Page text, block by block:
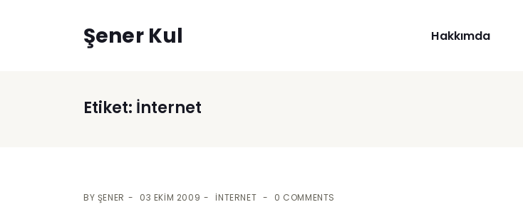
Şener Kul Hakkımda
Etiket: İnternet
BY ŞENER 03 EKIM 2009 İNTERNET 0 COMMENTS